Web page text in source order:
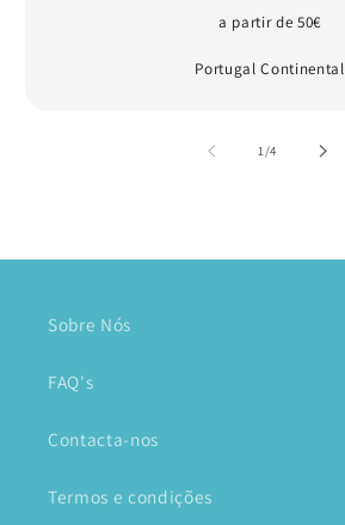
a partir de 50€
Portugal Continental
1/de
4
Sobre Nós
FAQ's
Contacta-nos
Termos e condições